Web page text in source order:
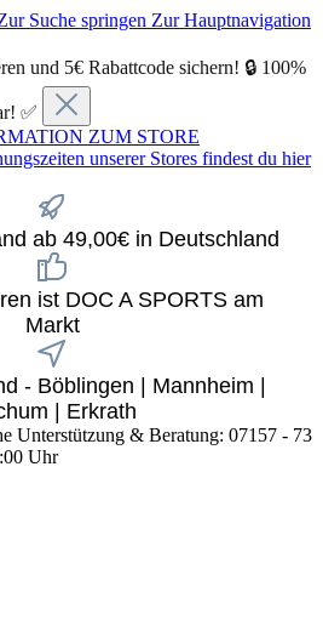
Suche springen Zur Hauptnavigation
und 5€ Rabattcode sichern! 🔒 100%
✅
ZUM STORE
unserer Stores findest du hier
ab 49,00€ in Deutschland
ist DOC A SPORTS am
Markt
- Böblingen | Mannheim |
| Erkrath
Unterstützung & Beratung: 07157 - 73
Uhr